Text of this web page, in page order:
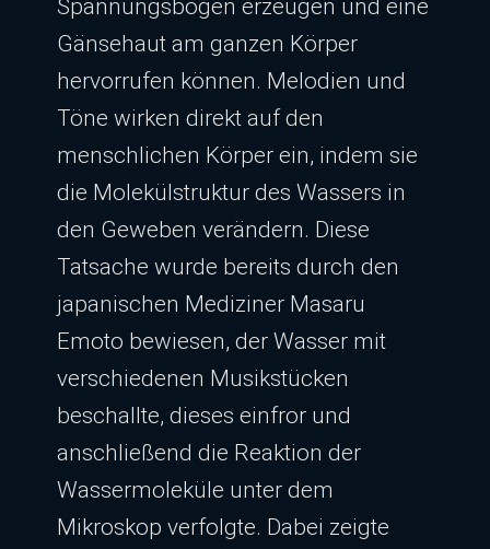
Spannungsbogen erzeugen und eine
Gänsehaut am ganzen Körper
hervorrufen können. Melodien und
Töne wirken direkt auf den
menschlichen Körper ein, indem sie
die Molekülstruktur des Wassers in
den Geweben verändern. Diese
Tatsache wurde bereits durch den
japanischen Mediziner Masaru
Emoto bewiesen, der Wasser mit
verschiedenen Musikstücken
beschallte, dieses einfror und
anschließend die Reaktion der
Wassermoleküle unter dem
Mikroskop verfolgte. Dabei zeigte